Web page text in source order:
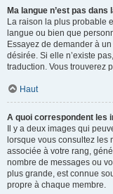
Ma langue n’est pas dans
La raison la plus probable
langue ou bien que
Essayez de demander à
désirée. Si elle n’existe
traduction. Vous trouverez
Haut
A quoi correspondent les
Il y a deux images qui
lorsque vous consultez les
associée à votre rang,
nombre de messages ou
plus grande, est connue
propre à chaque membre.